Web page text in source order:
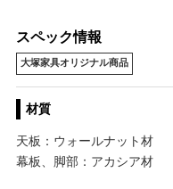
スペック情報
大塚家具オリジナル商品
材質
天板：ウォールナット材
幕板、脚部：アカシア材